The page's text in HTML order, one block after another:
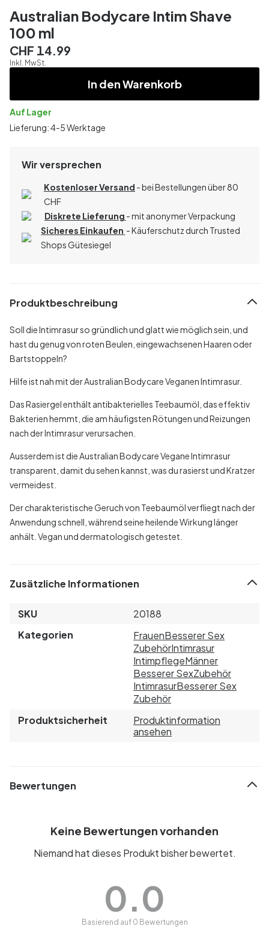
Australian Bodycare Intim Shave
100 ml
CHF 14.99
Inkl. MwSt.
In den Warenkorb
Auf Lager
Lieferung: 4-5 Werktage
Wir versprechen
Kostenloser Versand - bei Bestellungen über 80
CHF
Diskrete Lieferung - mit anonymer Verpackung
Sicheres Einkaufen - Käuferschutz durch Trusted
Shops Gütesiegel
Produktbeschreibung
Soll die Intimrasur so gründlich und glatt wie möglich sein, und
hast du genug von roten Beulen, eingewachsenen Haaren oder
Bartstoppeln?
Hilfe ist nah mit der Australian Bodycare Veganen Intimrasur.
Das Rasiergel enthält antibakterielles Teebaumöl, das effektiv
Bakterien hemmt, die am häufigsten Rötungen und Reizungen
nach der Intimrasur verursachen.
Ausserdem ist die Australian Bodycare Vegane Intimrasur
transparent, damit du sehen kannst, was du rasierst und Kratzer
vermeidest.
Der charakteristische Geruch von Teebaumöl verfliegt nach der
Anwendung schnell, während seine heilende Wirkung länger
anhält. Vegan und dermatologisch getestet.
Zusätzliche Informationen
SKU
20188
Kategorien
FrauenBesserer Sex
ZubehörIntimrasur
IntimpflegeMänner
Besserer SexZubehör
IntimrasurBesserer Sex
Zubehör
Produktsicherheit
Produktinformation
ansehen
Bewertungen
Keine Bewertungen vorhanden
Niemand hat dieses Produkt bisher bewertet.
0.0
Basierend auf 0 Bewertungen